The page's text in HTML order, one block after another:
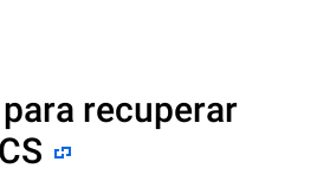
recuperar